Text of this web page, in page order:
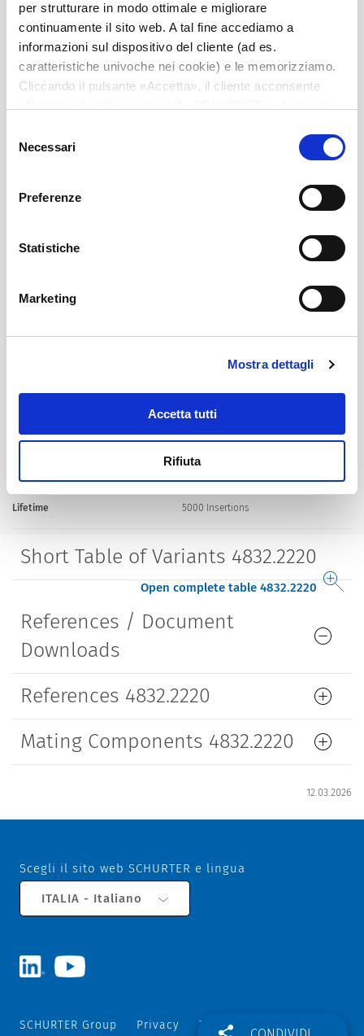
per strutturare in modo ottimale e migliorare
continuamente il sito web. A tal fine accediamo a
informazioni sul dispositivo del cliente (ad es.
caratteristiche univoche nei cookie) e le memorizziamo.
Cliccando il pulsante «Accetta», il cliente acconsente
momento cliccando su «Impostazioni» in fondo alla
pagina. Le impostazioni personali sono comunicate ai
nostri partner e non hanno alcuna influenza sui dati del
browser. Ulteriori informazioni sono disponibili nella
delNecessari
Preferenze
Statistiche
Marketing
Mostra dettagli
Accetta tutti
Rifiuta
Number of Poles 2-pole
0.5 A / 30 VDC
Dielectric Strength
Insulation Resistance
wall thickness max. 1.4 mm
screened
straight
Lifetime 5000 Insertions​
Short Table of Variants 4832.2220
Open complete table 4832.2220
References / Document
Downloads
References 4832.2220
Mating Components 4832.2220
12.03.2026
Scegli il sito web SCHURTER e lingua
ITALIA - Italiano
SCHURTER Group Privacy Termini e Condizioni